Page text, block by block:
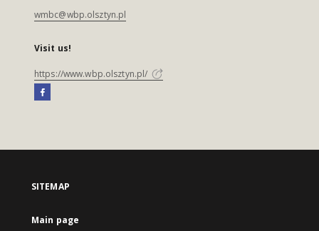
wmbc@wbp.olsztyn.pl
Visit us!
https://www.wbp.olsztyn.pl/
SITEMAP
Main page